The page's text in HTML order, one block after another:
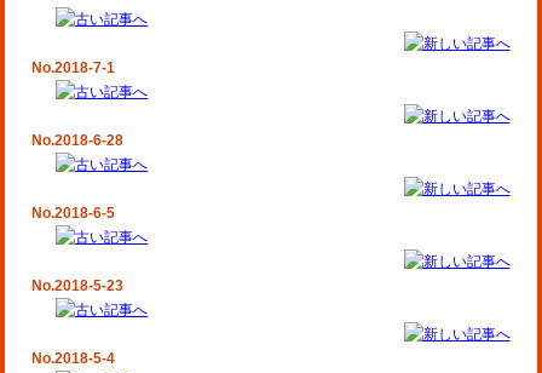
No.2018-7-1
No.2018-6-28
No.2018-6-5
No.2018-5-23
No.2018-5-4